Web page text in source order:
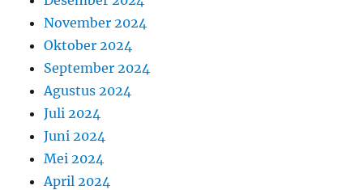
November 2024
Oktober 2024
September 2024
Agustus 2024
Juli 2024
Juni 2024
Mei 2024
April 2024